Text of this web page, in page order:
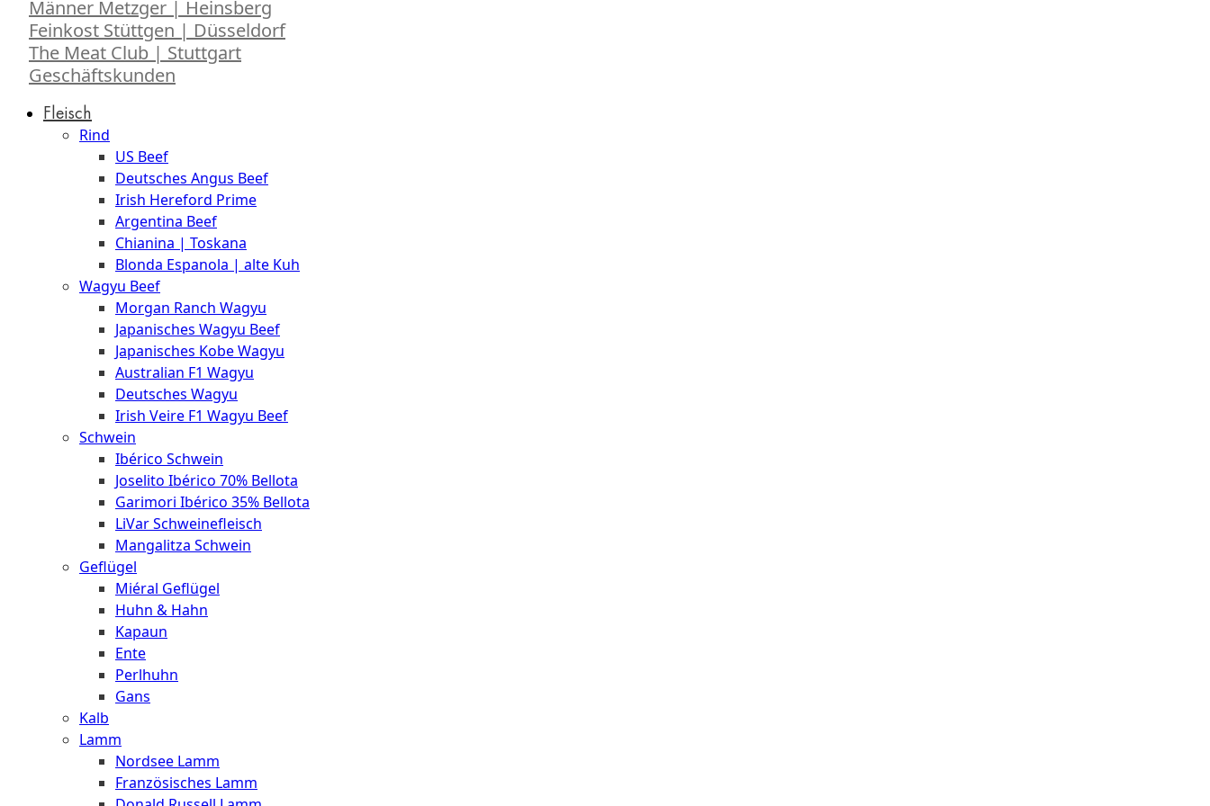
Männer Metzger | Heinsberg
Feinkost Stüttgen | Düsseldorf
The Meat Club | Stuttgart
Geschäftskunden
Fleisch
Rind
US Beef
Deutsches Angus Beef
Irish Hereford Prime
Argentina Beef
Chianina | Toskana
Blonda Espanola | alte Kuh
Wagyu Beef
Morgan Ranch Wagyu
Japanisches Wagyu Beef
Japanisches Kobe Wagyu
Australian F1 Wagyu
Deutsches Wagyu
Irish Veire F1 Wagyu Beef
Schwein
Ibérico Schwein
Joselito Ibérico 70% Bellota
Garimori Ibérico 35% Bellota
LiVar Schweinefleisch
Mangalitza Schwein
Geflügel
Miéral Geflügel
Huhn & Hahn
Kapaun
Ente
Perlhuhn
Gans
Kalb
Lamm
Nordsee Lamm
Französisches Lamm